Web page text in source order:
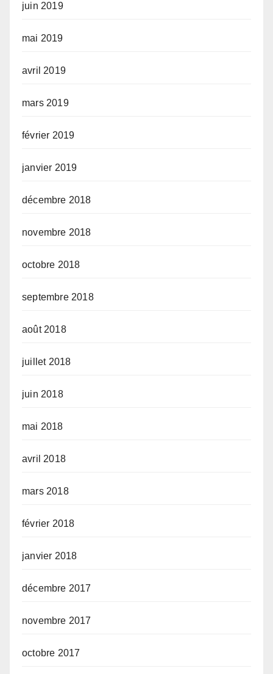
juin 2019
mai 2019
avril 2019
mars 2019
février 2019
janvier 2019
décembre 2018
novembre 2018
octobre 2018
septembre 2018
août 2018
juillet 2018
juin 2018
mai 2018
avril 2018
mars 2018
février 2018
janvier 2018
décembre 2017
novembre 2017
octobre 2017